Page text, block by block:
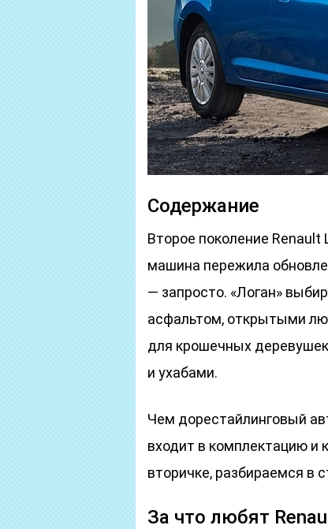
Содержание
Второе поколение Renault
машина пережила
— запросто. «Логан»
асфальтом, открытыми
для крошечных
и ухабами.
Чем дорестайлинговый
входит в комплектацию и
вторичке, разбираемся в
За что любят